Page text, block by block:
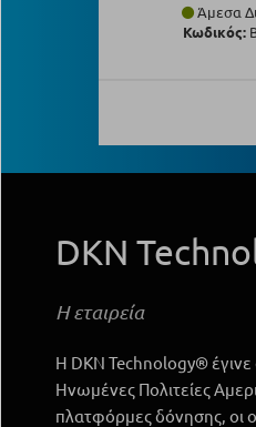
Άμεσα
Κωδικός:
DKN
Η εταιρεία
H DKN Technology®
Ηνωμένες Πολιτείες
πλατφόρμες δόνησης, οι